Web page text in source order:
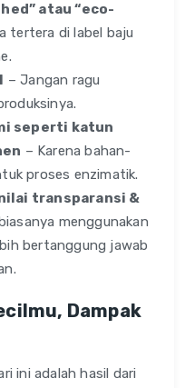
atau “eco-
tertera di label baju
– Jangan ragu
seperti katun
– Karena bahan-
proses enzimatik.
transparansi &
menggunakan
bertanggung jawab
Dampak
ini adalah hasil dari